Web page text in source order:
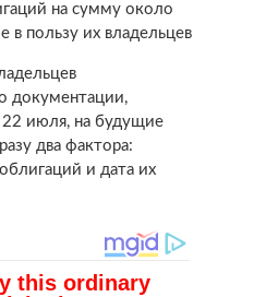
на сумму около
пользу их владельцев
документации,
июля, на будущие
два фактора:
и дата их